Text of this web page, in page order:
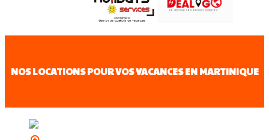
NOS LOCATIONS POUR VOS VACANCES EN MARTINIQUE